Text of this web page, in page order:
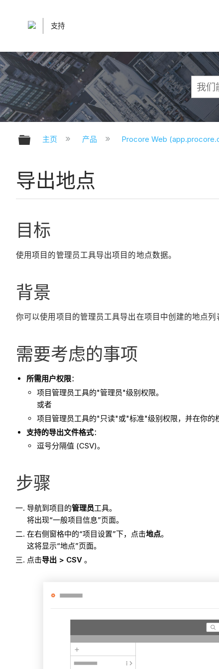
支持
扩展/隐缩全局层次
主页 产品 Procore Web
导出地点
目标
使用项目的管理员工具导出项目的地点数据。
背景
你可以使用项目的管理员工具导出在项目中创建的地点
需要考虑的事项
所需用户权限：
项目管理员工具的"管理员"级别权限。
或者
项目管理员工具的"只读"或"标准"级别权限，并在你的
支持的导出文件格式：
逗号分隔值 (CSV)。
步骤
导航到项目的管理员工具。
将出现“一般项目信息”页面。
在右侧窗格中的“项目设置”下，点击地点。
这将显示“地点”页面。
点击导出 > CSV 。